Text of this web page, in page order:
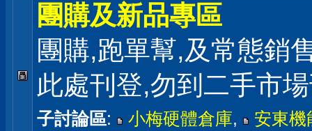
團購及新品專區
團購,跑單幫,及常態銷
此處刊登,勿到二手市
子討論區: 小梅硬體倉庫,
安東機